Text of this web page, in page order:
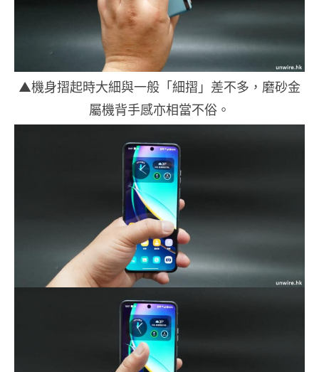
▲機身摺起時大細與一般「細摺」差不多，磨砂金
屬機背手感亦相當不俗。